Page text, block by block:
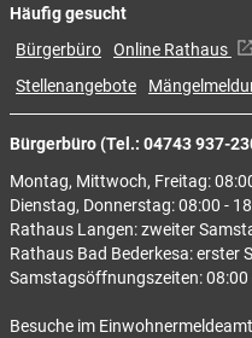
Bürgerbüro (Tel.: 04743 937-
Montag, Mittwoch, Freitag:
Dienstag, Donnerstag: 08:00 -
Rathaus Langen: zweiter
Rathaus Bad Bederkesa: erster
Samstagsöffnungszeiten: 08:00
Besuche im
Häufig gesucht
Bürgerbüro Online Rathaus
Stellenangebote